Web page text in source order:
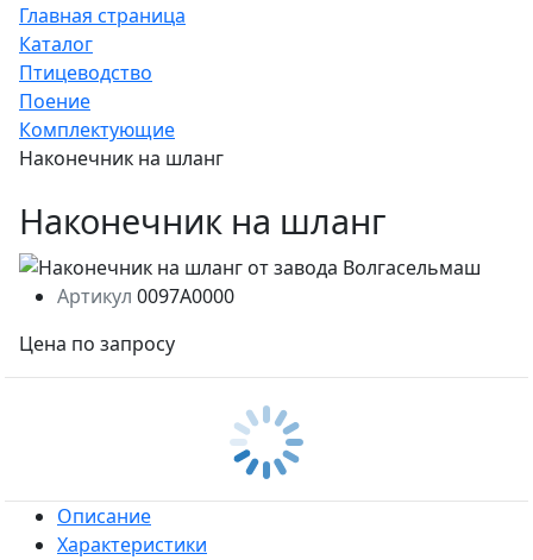
Главная страница
Каталог
Птицеводство
Поение
Комплектующие
Наконечник на шланг
Наконечник на шланг
Артикул 0097A0000
Цена по запросу
Описание
Характеристики